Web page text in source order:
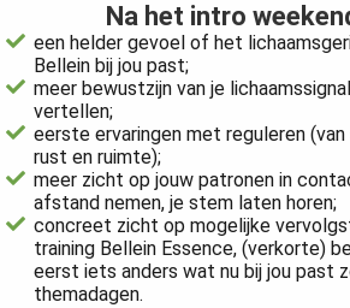
Na het intro
een helder gevoel of het
Bellein bij jou past;
meer bewustzijn van je
vertellen;
eerste ervaringen met reguleren (van
rust en ruimte);
meer zicht op jouw patronen in
afstand nemen, je stem laten horen;
concreet zicht op mogelijke
training Bellein Essence, (verkorte)
eerst iets anders wat nu bij jou past
themadagen.